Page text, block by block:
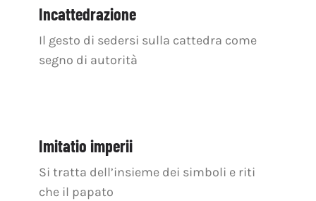
Incattedrazione
Il gesto di sedersi sulla cattedra come
segno di autorità
Imitatio imperii
Si tratta dell’insieme dei simboli e riti
che il papato